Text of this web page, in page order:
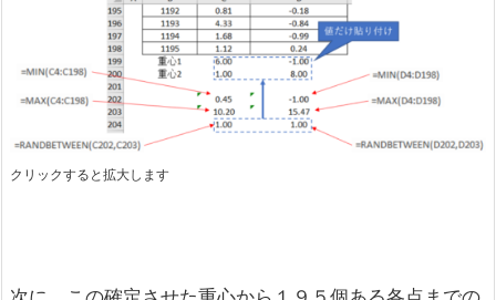
クリックすると拡大します